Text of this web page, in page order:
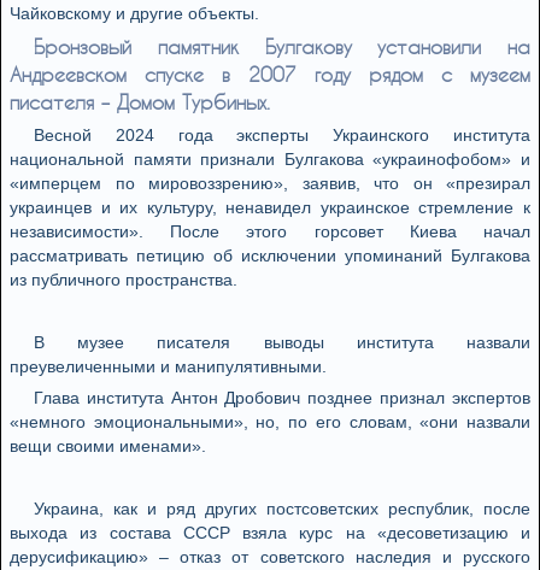
Чайковскому и другие объекты.
Бронзовый памятник Булгакову установили на
Андреевском спуске в 2007 году рядом с музеем
писателя – Домом Турбиных.
Весной 2024 года эксперты Украинского института
национальной памяти признали Булгакова «украинофобом» и
«имперцем по мировоззрению», заявив, что он «презирал
украинцев и их культуру, ненавидел украинское стремление к
независимости». После этого горсовет Киева начал
рассматривать петицию об исключении упоминаний Булгакова
из публичного пространства.
В музее писателя выводы института назвали
преувеличенными и манипулятивными.
Глава института Антон Дробович позднее признал экспертов
«немного эмоциональными», но, по его словам, «они назвали
вещи своими именами».
Украина, как и ряд других постсоветских республик, после
выхода из состава СССР взяла курс на «десоветизацию и
дерусификацию» – отказ от советского наследия и русского